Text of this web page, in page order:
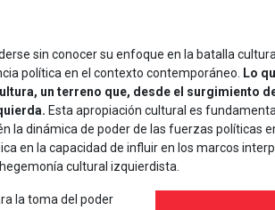
sin conocer su enfoque en la batalla
política en el contexto contemporáneo.
Lo
un terreno que, desde el surgimiento
Esta apropiación cultural es
la dinámica de poder de las fuerzas políticas
en la capacidad de influir en los marcos
cultural izquierdista.
la toma del poder